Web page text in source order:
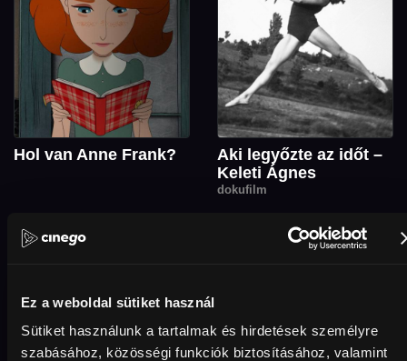
Ez a weboldal sütiket használ
Sütiket használunk a tartalmak és hirdetések személyre
szabásához, közösségi funkciók biztosításához, valamint
Hol van Anne Frank?
Aki legyőzte az időt –
Keleti Ágnes
dokufilm
HUF1,200